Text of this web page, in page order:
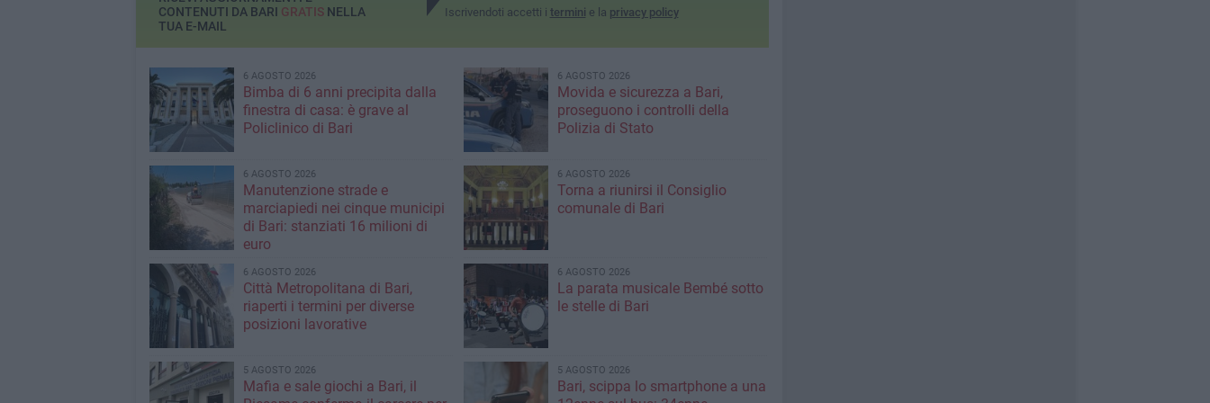
Iscrivendoti accetti i termini e la privacy policy
CONTENUTI DA BARI GRATISNELLA
TUA E-MAIL
6 AGOSTO 2026
Bimba di 6 anni precipita dalla
finestra di casa: è grave al
Policlinico di Bari
6 AGOSTO 2026
Movida e sicurezza a Bari,
proseguono i controlli della
Polizia di Stato
6 AGOSTO 2026
Manutenzione strade e
marciapiedi nei cinque municipi
di Bari: stanziati 16 milioni di
euro
6 AGOSTO 2026
Torna a riunirsi il Consiglio
comunale di Bari
6 AGOSTO 2026
Città Metropolitana di Bari,
riaperti i termini per diverse
posizioni lavorative
6 AGOSTO 2026
La parata musicale Bembé sotto
le stelle di Bari
5 AGOSTO 2026
Mafia e sale giochi a Bari, il
5 AGOSTO 2026
Bari, scippa lo smartphone a una